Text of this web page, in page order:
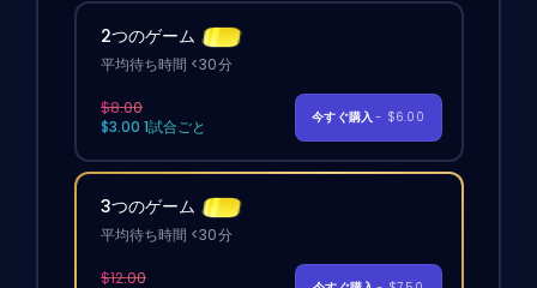
2つのゲーム
平均待ち時間 <30分
$8.00
$3.00 1試合ごと
今すぐ購入- $6.00
3つのゲーム
平均待ち時間 <30分
$12.00